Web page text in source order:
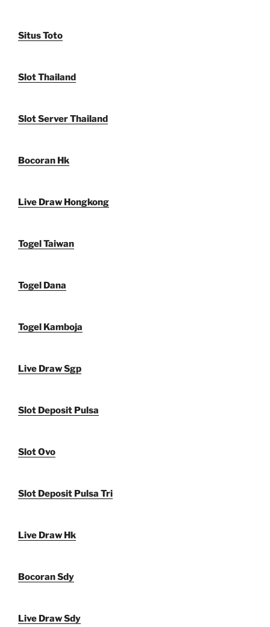
Situs Toto
Slot Thailand
Slot Server Thailand
Bocoran Hk
Live Draw Hongkong
Togel Taiwan
Togel Dana
Togel Kamboja
Live Draw Sgp
Slot Deposit Pulsa
Slot Ovo
Slot Deposit Pulsa Tri
Live Draw Hk
Bocoran Sdy
Live Draw Sdy